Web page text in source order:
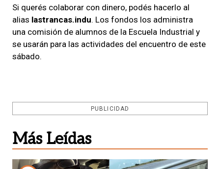
Si querés colaborar con dinero, podés hacerlo al
alias lastrancas.indu. Los fondos los administra
una comisión de alumnos de la Escuela Industrial y
se usarán para las actividades del encuentro de este
sábado.
PUBLICIDAD
Más Leídas